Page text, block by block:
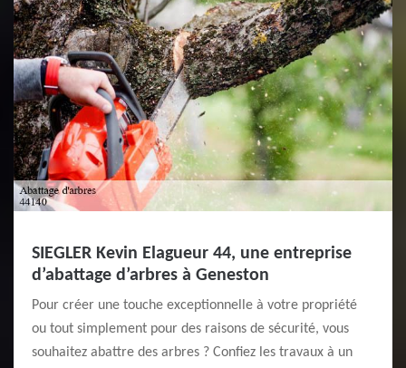
SIEGLER Kevin Elagueur 44, une entreprise
d’abattage d’arbres à Geneston
Pour créer une touche exceptionnelle à votre propriété
ou tout simplement pour des raisons de sécurité, vous
souhaitez abattre des arbres ? Confiez les travaux à un